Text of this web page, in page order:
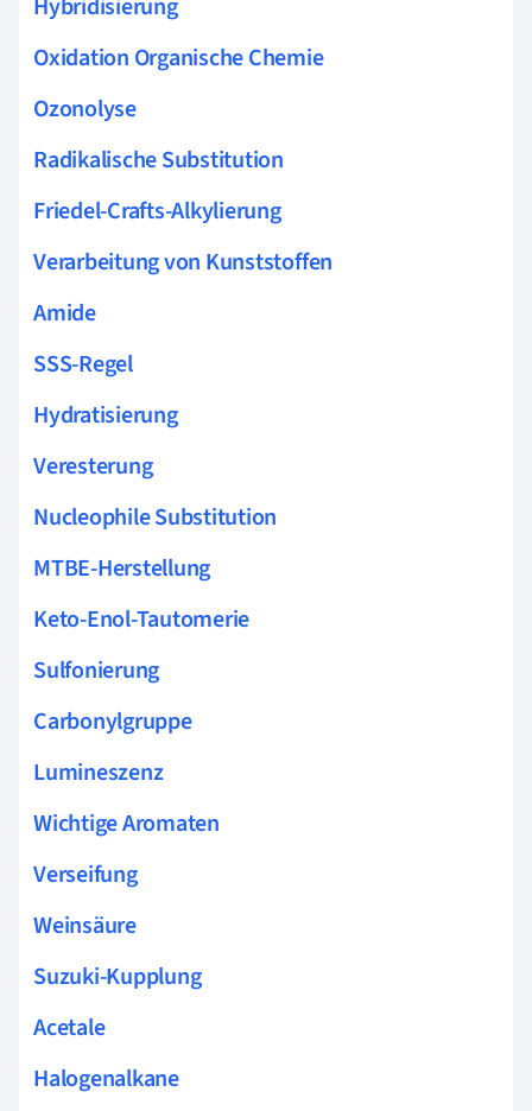
Oxidation Organische Chemie
Ozonolyse
Radikalische Substitution
Friedel-Crafts-Alkylierung
Verarbeitung von Kunststoffen
Amide
SSS-Regel
Hydratisierung
Veresterung
Nucleophile Substitution
MTBE-Herstellung
Keto-Enol-Tautomerie
Sulfonierung
Carbonylgruppe
Lumineszenz
Wichtige Aromaten
Verseifung
Weinsäure
Suzuki-Kupplung
Acetale
Halogenalkane